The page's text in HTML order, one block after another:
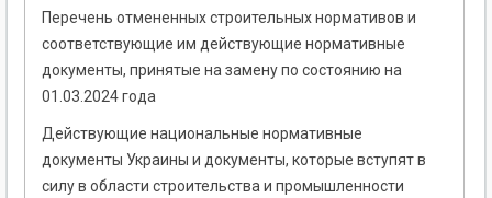
Перечень отмененных строительных нормативов и
соответствующие им действующие нормативные
документы, принятые на замену по состоянию на
01.03.2024 года
Действующие национальные нормативные
документы Украины и документы, которые вступят в
силу в области строительства и промышленности